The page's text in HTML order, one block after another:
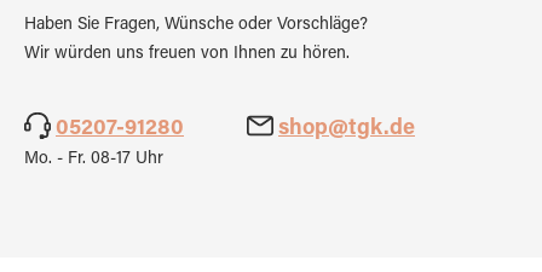
Haben Sie Fragen, Wünsche oder Vorschläge?
Wir würden uns freuen von Ihnen zu hören.
05207-91280 shop@tgk.de
Mo. - Fr. 08-17 Uhr